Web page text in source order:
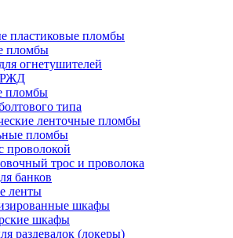
пластиковые пломбы
пломбы
огнетушителей
РЖД
пломбы
типа
ленточные пломбы
пломбы
проволокой
трос и проволока
банков
ленты
шкафы
шкафы
раздевалок (локеры)